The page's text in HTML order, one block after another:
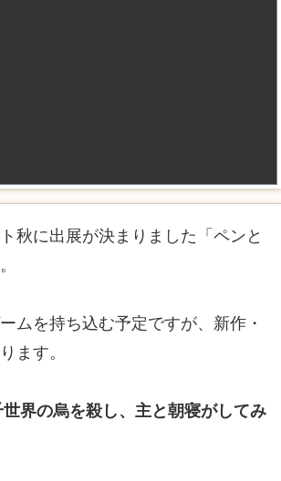
秋に出展が決まりました「ペンと
ムを持ち込む予定ですが、新作・
ます。
世界の烏を殺し、主と朝寝がしてみ